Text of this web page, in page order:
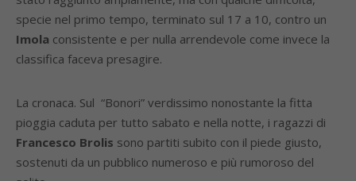
specie nel primo tempo, terminato sul 17 a 10, contro un
Imola consistente e per nulla arrendevole come invece la
classifica faceva presagire.
La cronaca. Sul “Bonori” verdissimo nonostante la fitta
pioggia caduta per tutto sabato e nella notte, i ragazzi di
Francesco Brolis sono partiti subito con il piede giusto,
sostenuti da un pubblico numeroso e più rumoroso del